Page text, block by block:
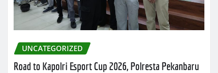
UNCATEGORIZED
Road to Kapolri Esport Cup 2026, Polresta Pekanbaru